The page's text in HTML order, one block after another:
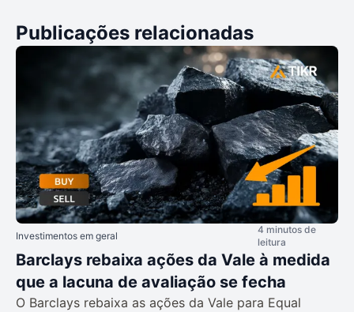
Publicações relacionadas
Investimentos em geral
4 minutos de
leitura
Barclays rebaixa ações da Vale à medida
que a lacuna de avaliação se fecha
O Barclays rebaixa as ações da Vale para Equal